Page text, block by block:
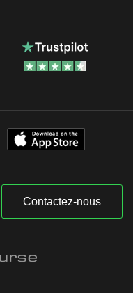
Contactez-nous